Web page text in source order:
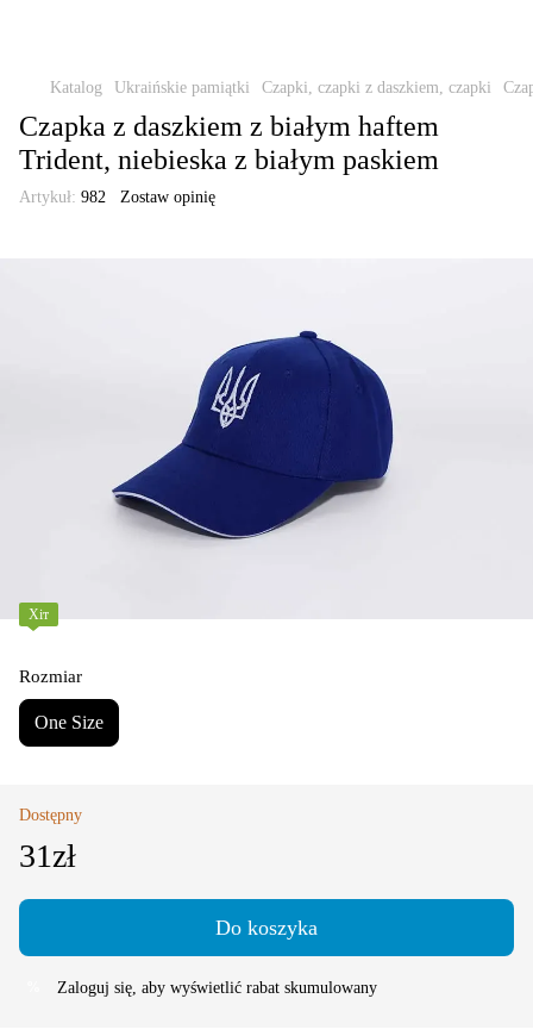
Katalog Ukraińskie pamiątki Czapki, czapki z daszkiem, czapki
Czapka z daszkiem z białym haftem
Trident, niebieska z białym paskiem
Artykuł: 982 Zostaw opinię
Хіт
Rozmiar
One Size
Dostępny
31zł
Do koszyka
Zaloguj się , aby wyświetlić rabat skumulowany